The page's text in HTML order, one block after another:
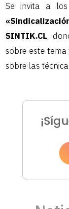
Se invita a
SINTIK.CL,
sobre este
sobre las